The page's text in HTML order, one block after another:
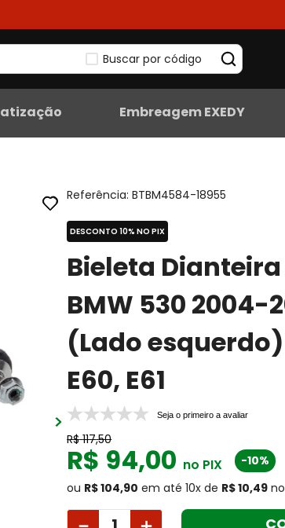
Buscar por código
Embreagem EXEDY
Referência:BTBM4584-18955
DESCONTO 10% NO PIX
Bieleta
BMW 530 2004-
(Lado
E60, E61
Seja o primeiro a avaliar
R$ 117,50
R$ 94,00 no PIX
-10%
ou R$ 104,90 em até 10x de R$ 10,49